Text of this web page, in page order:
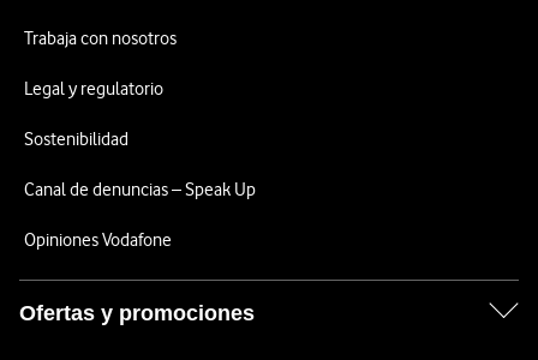
Trabaja con nosotros
Legal y regulatorio
Sostenibilidad
Canal de denuncias – Speak Up
Opiniones Vodafone
Ofertas y promociones